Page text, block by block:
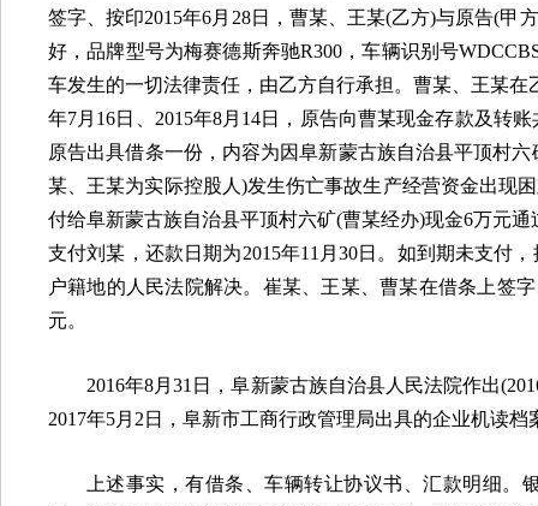
签字、按印2015年6月 28日，曹某、王某(乙方)与原告(甲方
好，品牌型号为梅赛德斯奔驰R300 ，车辆识别号
车发生的一切法律责任，由乙方自行承担。曹某、王某
年7月 16日、 2015年8月 14日，原告向曹某现金存款及转账
原告出具借条一份，内容为因阜新蒙古族自治县平顶村六
某、王某为实际控股人 )发生伤亡事故生产经营资金出现
付给阜新蒙古族自治县平顶村六矿(曹某经办)现金6万元通
支付刘某，还款日期为2015年11 月30日。如到期未支付，
户籍地的人民法院解决。崔某、王某、曹某在借条上签
元。
2016年8月31 日，阜新蒙古族自治县人民法院作出
2017年5月 2 日，阜新市工商行政管理局出具的企业机读
上述事实，有借条、车辆转让协议书、汇款明细。